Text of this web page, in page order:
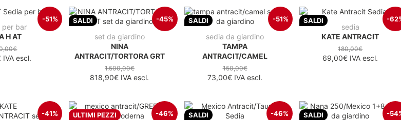
-51%
per bar
H AT
IVA escl.
SALDI -45%
set da giardino
NINA
ANTRACIT/TORTORA GRT
1.500,00€
818,90€ IVA escl.
SALDI -51%
sedia da giardino
TAMPA
ANTRACIT/CAMEL
150,00€
73,00€ IVA escl.
SALDI -
sedia
KATE ANTRACIT
180,00€
69,00€ IVA escl.
-41% ULTIMI PEZZI -46% SALDI -46% SALDI -